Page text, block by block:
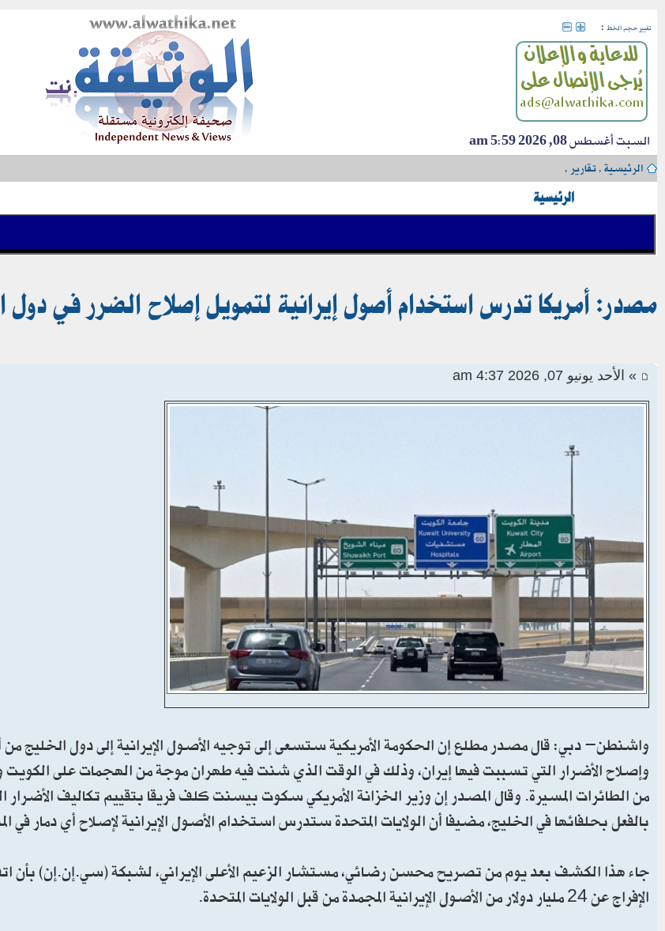
تغيير حجم الخط :
السبت أغسطس 08, 2026 5:59 am
الرئيسية›تقارير›
الرئيسية
مصدر: أمريكا تدرس استخدام أصول إيرانية لتمويل إصلاح الضرر في دول
» الأحد يونيو 07, 2026 4:37 am
واشنطن- دبي: قال مصدر مطلع إن الحكومة الأمريكية ستسعى إلى توجيه الأصول الإيرانية إلى دول الخليج من
وإصلاح الأضرار التي تسببت فيها إيران، وذلك في الوقت الذي شنت فيه طهران ‌موجة من الهجمات على الكويت
من الطائرات المسيرة. وقال المصدر إن وزير الخزانة الأمريكي سكوت بيسنت كلف فريقا بتقييم تكاليف الأضرار
بالفعل بحلفائها في الخليج، مضيفا أن الولايات المتحدة ستدرس استخدام الأصول الإيرانية لإصلاح أي دمار في
جاء هذا الكشف بعد يوم من تصريح محسن رضائي، مستشار الزعيم الأعلى الإيراني، لشبكة (سي.إن.إن) بأن
الإفراج عن 24 مليار دولار من الأصول الإيرانية المجمدة من قبل الولايات المتحدة.